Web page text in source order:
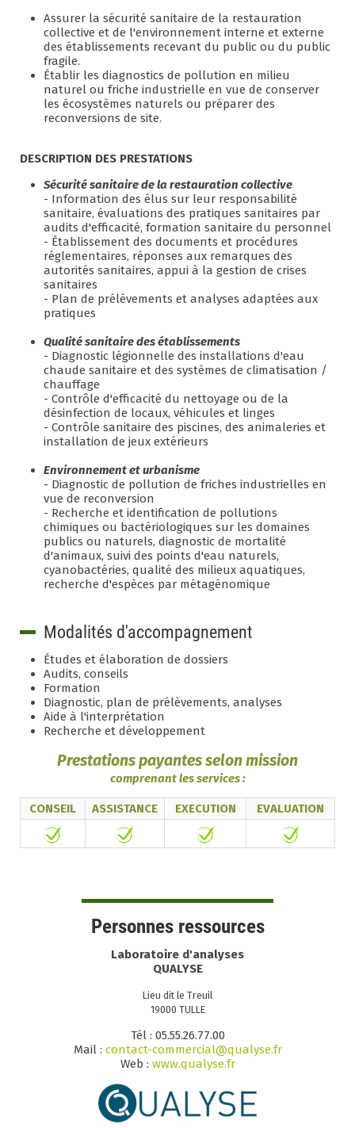
Assurer la sécurité sanitaire de la restauration
collective et de l'environnement interne et externe
des établissements recevant du public ou du public
fragile.
Établir les diagnostics de pollution en milieu
naturel ou friche industrielle en vue de conserver
les écosystèmes naturels ou préparer des
reconversions de site.
DESCRIPTION DES PRESTATIONS
Sécurité sanitaire de la restauration collective
- Information des élus sur leur responsabilité
sanitaire, évaluations des pratiques sanitaires par
audits d'efficacité, formation sanitaire du personnel
- Établissement des documents et procédures
réglementaires, réponses aux remarques des
autorités sanitaires, appui à la gestion de crises
sanitaires
- Plan de prélèvements et analyses adaptées aux
pratiques
Qualité sanitaire des établissements
- Diagnostic légionnelle des installations d'eau
chaude sanitaire et des systèmes de climatisation /
chauffage
- Contrôle d'efficacité du nettoyage ou de la
désinfection de locaux, véhicules et linges
- Contrôle sanitaire des piscines, des animaleries et
installation de jeux extérieurs
Environnement et urbanisme
- Diagnostic de pollution de friches industrielles en
vue de reconversion
- Recherche et identification de pollutions
chimiques ou bactériologiques sur les domaines
publics ou naturels, diagnostic de mortalité
d'animaux, suivi des points d'eau naturels,
cyanobactéries, qualité des milieux aquatiques,
recherche d'espèces par métagénomique
Modalités d'accompagnement
Études et élaboration de dossiers
Audits, conseils
Formation
Diagnostic, plan de prélèvements, analyses
Aide à l'interprétation
Recherche et développement
Prestations payantes selon mission
comprenant les services :
CONSEIL ASSISTANCE EXECUTION EVALUATION
Personnes ressources
Laboratoire d'analyses
QUALYSE
Lieu dit le Treuil
19000 TULLE
Tél : 05.55.26.77.00
Mail : contact-commercial@qualyse.fr
Web : www.qualyse.fr